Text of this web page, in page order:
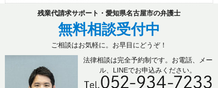
残業代請求サポート・愛知県名古屋市の弁護士
無料相談受付中
ご相談はお気軽に。お早目にどうぞ！
法律相談は完全予約制です。お電話、メー
ル、LINEでお申込みください。